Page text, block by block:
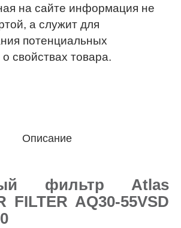
на сайте информация не
а служит для
потенциальных
свойствах товара.
Описание
фильтр Atlas
FILTER AQ30-55VSD